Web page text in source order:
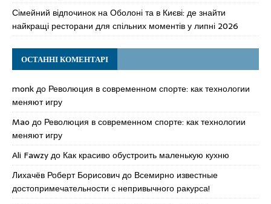
Сімейний відпочинок на Оболоні та в Києві: де знайти
найкращі ресторани для спільних моментів у липні 2026
ОСТАННІ КОМЕНТАРІ
monkдо Революция в современном спорте: как технологии
меняют игру
Mao до Революция в современном спорте: как технологии
меняют игру
Ali Fawzyдо Как красиво обустроить маленькую кухню
Лихачёв Роберт Борисовичдо Всемирно известные
достопримечательности с непривычного ракурса!